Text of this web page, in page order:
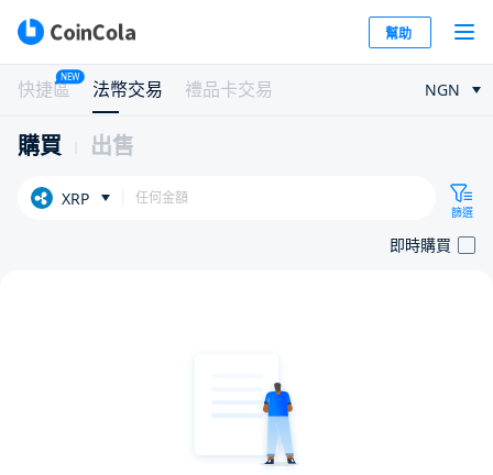
幫助
快捷區
NEW
法幣交易 禮品卡交易 NGN
購買 出售
XRP
篩選
即時購買